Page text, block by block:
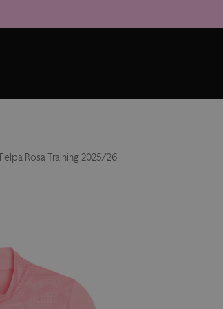
Felpa Rosa Training 2025/26